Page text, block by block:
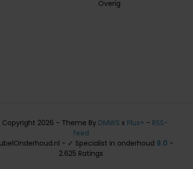
Overig
2026 - Theme By DMWS x Plus+ - RSS-
feed
- ✓ Specialist in onderhoud 9.0 -
2.625 Ratings